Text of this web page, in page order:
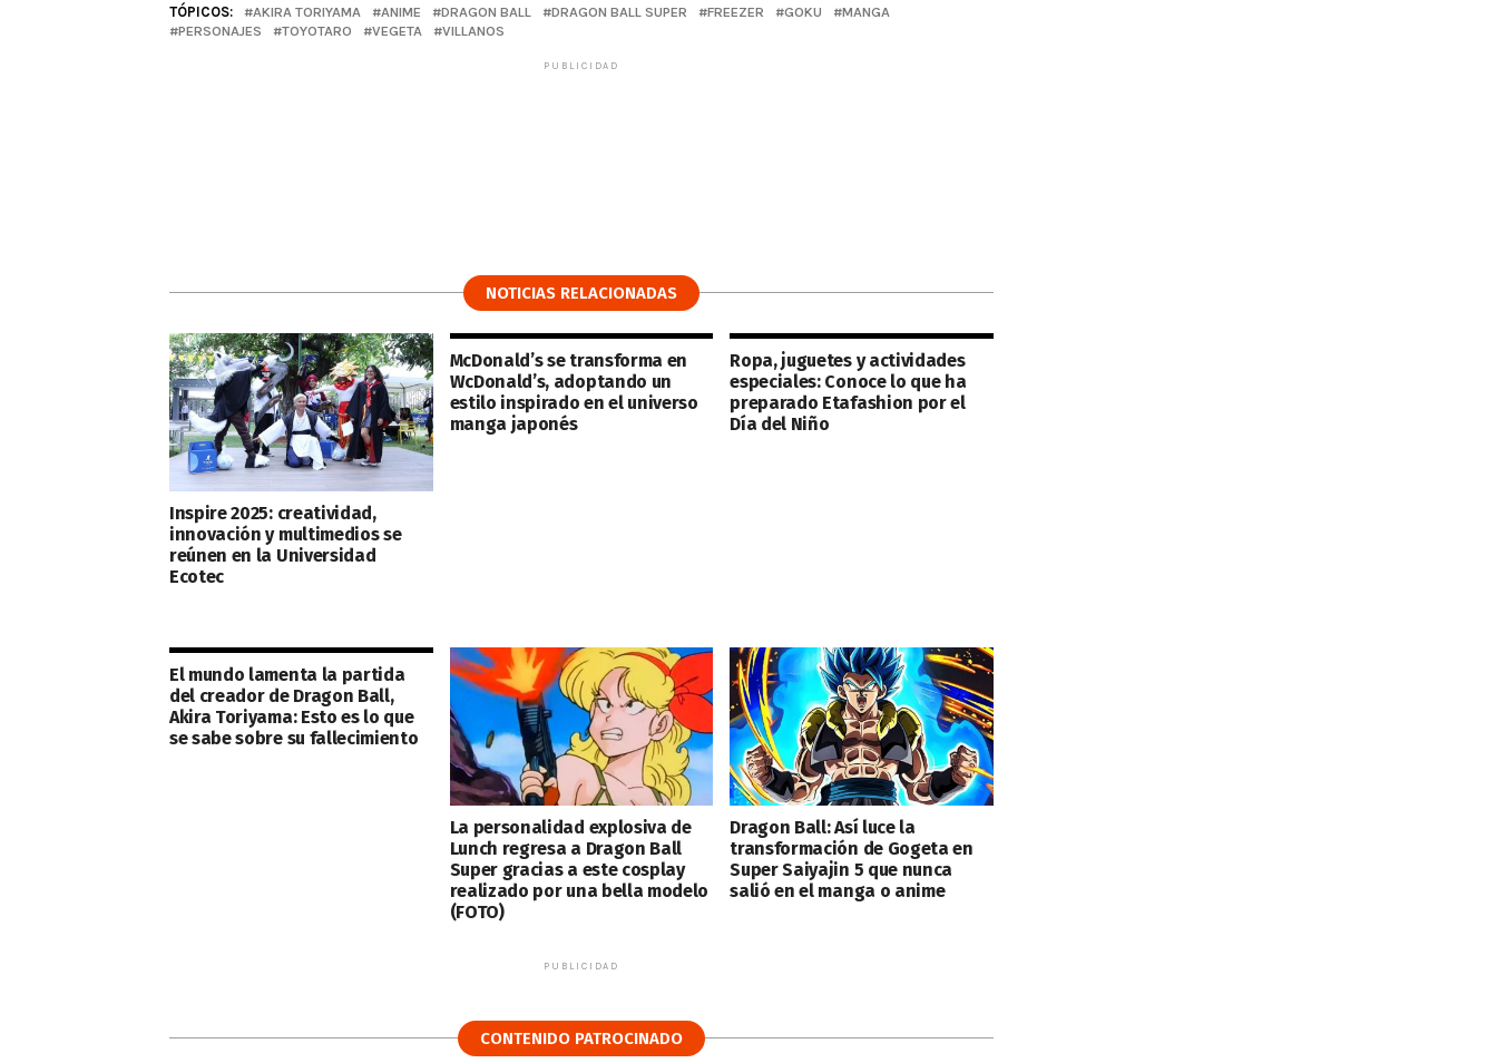
TÓPICOS: AKIRA TORIYAMA ANIME DRAGON BALL DRAGON BALL SUPER FREEZER GOKU
MANGA
PERSONAJES
TOYOTARO VEGETA VILLANOS
PUBLICIDAD
NOTICIAS RELACIONADAS
Inspire 2025: creatividad,
innovación y multimedios se
reúnen en la Universidad
Ecotec
McDonald’s se transforma en
WcDonald’s, adoptando un
estilo inspirado en el universo
manga japonés
Ropa, juguetes y actividades
especiales: Conoce lo que ha
preparado Etafashion por el
Día del Niño
El mundo lamenta la partida
del creador de Dragon Ball,
Akira Toriyama: Esto es lo que
se sabe sobre su fallecimiento
La personalidad explosiva de
Lunch regresa a Dragon Ball
Super gracias a este cosplay
realizado por una bella modelo
(FOTO)
Dragon Ball: Así luce la
transformación de Gogeta en
Super Saiyajin 5 que nunca
salió en el manga o anime
PUBLICIDAD
CONTENIDO PATROCINADO